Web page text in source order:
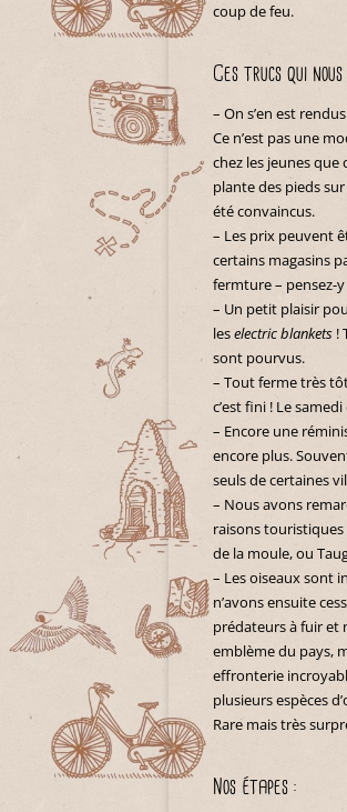
coup de feu.
Ces trucs qui
– On s’en est
Ce n’est pas une
chez les jeunes que
plante des pieds
été convaincus.
– Les prix peuvent
certains magasins
fermture – pensez-y
– Un petit plaisir
leselectric blankets !
sont pourvus.
– Tout ferme très
c’est fini ! Le
– Encore une
encore plus.
seuls de certaines
– Nous avons
raisons touristiques
de la moule, ou
– Les oiseaux sont
n’avons ensuite
prédateurs à fuir et
emblème du pays,
effronterie
plusieurs espèces
Rare mais très
Nos étapes :